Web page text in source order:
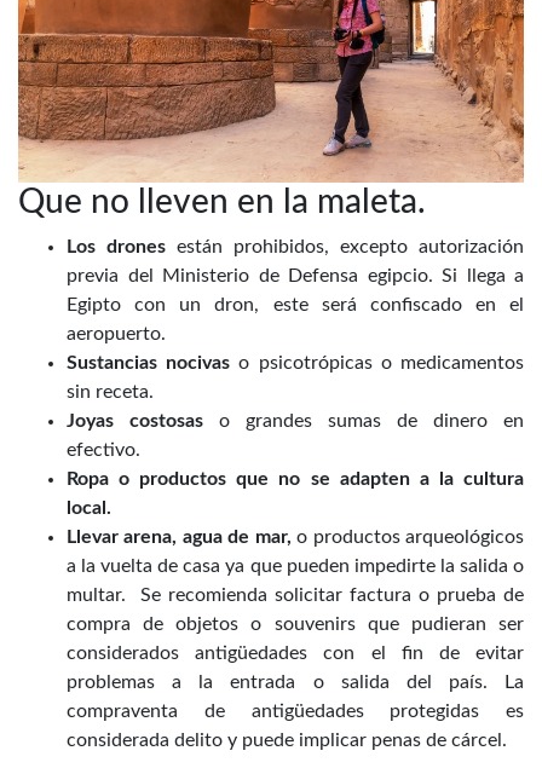
Que no lleven en la maleta.
Los drones están prohibidos, excepto autorización
previa del Ministerio de Defensa egipcio. Si llega a
Egipto con un dron, este será confiscado en el
aeropuerto.
Sustancias nocivas o psicotrópicas o medicamentos
sin receta.
Joyas costosas o grandes sumas de dinero en
efectivo.
Ropa o productos que no se adapten a la cultura
local.
Llevar arena, agua de mar,o productos arqueológicos
a la vuelta de casa ya que pueden impedirte la salida o
multar. Se recomienda solicitar factura o prueba de
compra de objetos o souvenirs que pudieran ser
considerados antigüedades con el fin de evitar
problemas a la entrada o salida del país. La
compraventa de antigüedades protegidas es
considerada delito y puede implicar penas de cárcel.